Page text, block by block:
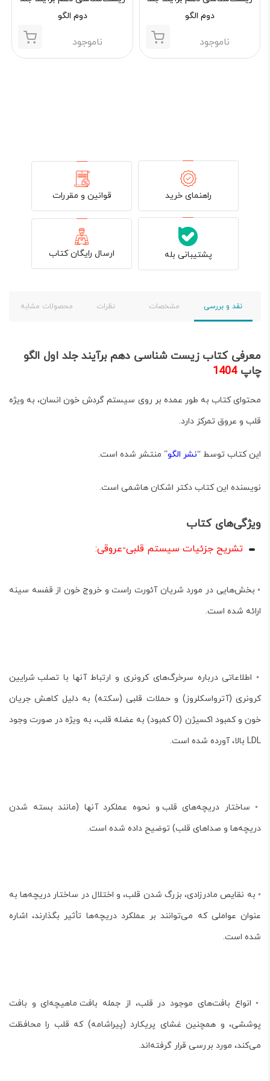
دوم الگو
ناموجود
دوم الگو
ناموجود
راهنمای خرید قوانین و مقررات
پشتیبانی بله ارسال رایگان کتاب
نقد و بررسی مشخصات نظرات محصولات مشابه
معرفی کتاب زیست شناسی دهم برآیند جلد اول الگو
چاپ1404
محتوای کتاب به طور عمده بر روی سیستم گردش خون انسان، به ویژه
قلب و عروق تمرکز دارد.
این کتاب توسط “نشر الگو” منتشر شده است.
نویسنده این کتاب دکتر اشکان هاشمی است.
ویژگی‌های کتاب
تشریح جزئیات سیستم قلبی-عروقی:
◦ بخش‌هایی در مورد شریان آئورت راستو خروج خون از قفسه سینه
ارائه شده است.
◦ اطلاعاتی درباره سرخرگ‌های کرونری و ارتباط آنها با تصلب شرایین
کرونری(آترواسکلروز) وحملات قلبی(سکته) به دلیلکاهش جریان
خون و کمبود اکسیژن
(O کمبود) به عضله قلب، به ویژه در صورت وجود
LDL بالا، آورده شده است.
◦ ساختار دریچه‌های قلب و نحوه عملکرد آنها (مانند بسته شدن
دریچه‌ها و صداهای قلب) توضیح داده شده است.
◦ به نقایص مادرزادی، بزرگ شدن قلب، و اختلال در ساختار دریچه‌ها به
عنوان عواملی که می‌توانند بر عملکرد دریچه‌ها تأثیر بگذارند، اشاره
شده است.
◦ انواع بافت‌های موجود در قلب، از جمله بافت ماهیچه‌ای و بافت
پوششی، و همچنین غشای پریکارد(پیراشامه) که قلب را محافظت
می‌کند، مورد بررسی قرار گرفته‌اند.